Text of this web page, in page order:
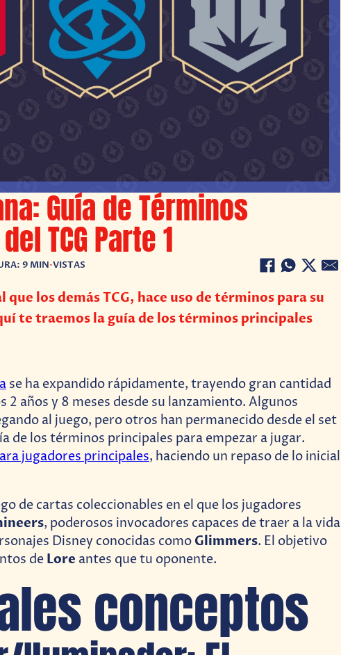
Guía de Términos
TCG Parte 1
9 MIN•VISTAS
que los demás TCG, hace uso de términos para su
te traemos la guía de los términos principales
se ha expandido rápidamente, trayendo gran cantidad
2 años y 8 meses desde su lanzamiento. Algunos
al juego, pero otros han permanecido desde el set
de los términos principales para empezar a jugar.
jugadores principales, haciendo un repaso de lo inicial
de cartas coleccionables en el que los jugadores
, poderosos invocadores capaces de traer a la vida
Disney conocidas como Glimmers. El objetivo
de Lore antes que tu oponente.
conceptos